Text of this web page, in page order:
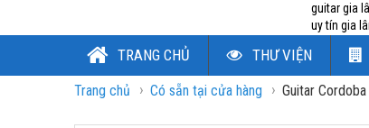
guitar gia
uy tín gia
TRANG CHỦ THƯ VIỆN
ĐĂNG NHẬP
Trang chủ › Có sẵn tại cửa hàng › Guitar Cordoba